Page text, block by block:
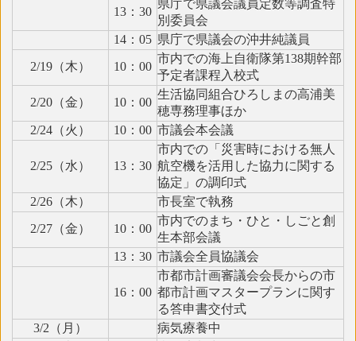
13：30
県庁で県議会議員定数等調査特
別委員会
14：05 県庁で県議会の沖井純議員
2/19（木）
10：00
市内での海上自衛隊第138期幹部
予定者課程入校式
2/20（金）
10：00
生活協同組合ひろしまの高浦美
穂専務理事ほか
2/24（火）
10：00 市議会本会議
2/25（水） 13：30
市内での「災害時における無人
航空機を活用した協力に関する
協定」の調印式
2/26（木）
市長室で執務
2/27（金）
10：00
市内でのまち・ひと・しごと創
生本部会議
13：30 市議会全員協議会
16：00
市都市計画審議会会長からの市
都市計画マスタープランに関す
る答申書交付式
3/2（月）
病気療養中